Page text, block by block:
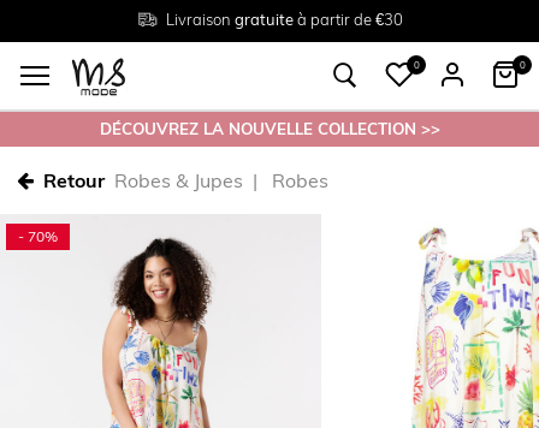
Livraison gratuiteà partir de €30
Tailles du38 au 54
Retourgratuit en magasin
0 0
DÉCOUVREZ LA NOUVELLE COLLECTION >>
Retour Robes & Jupes Robes
- 70%